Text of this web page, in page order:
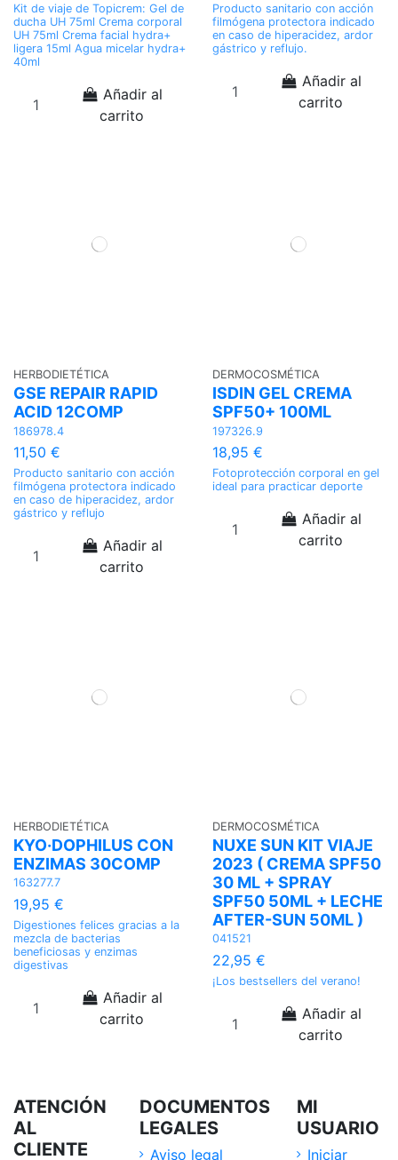
Kit de viaje de Topicrem: Gel de
ducha UH 75ml Crema corporal
UH 75ml Crema facial hydra+
ligera 15ml Agua micelar hydra+
40ml
Añadir al
carrito
Producto sanitario con acción
filmógena protectora indicado
en caso de hiperacidez, ardor
gástrico y reflujo.
Añadir al
carrito
HERBODIETÉTICA
GSE REPAIR RAPID
ACID 12COMP
186978.4
11,50 €
Producto sanitario con acción
filmógena protectora indicado
en caso de hiperacidez, ardor
gástrico y reflujo
Añadir al
carrito
DERMOCOSMÉTICA
ISDIN GEL CREMA
SPF50+ 100ML
197326.9
18,95 €
Fotoprotección corporal en gel
ideal para practicar deporte
Añadir al
carrito
HERBODIETÉTICA
KYO·DOPHILUS CON
ENZIMAS 30COMP
163277.7
19,95 €
Digestiones felices gracias a la
mezcla de bacterias
beneficiosas y enzimas
digestivas
Añadir al
carrito
DERMOCOSMÉTICA
NUXE SUN KIT VIAJE
2023 ( CREMA SPF50
30 ML + SPRAY
SPF50 50ML + LECHE
AFTER-SUN 50ML )
041521
22,95 €
¡Los bestsellers del verano!
Añadir al
carrito
ATENCIÓN
AL
CLIENTE
DOCUMENTOS
LEGALES
Aviso legal
MI
USUARIO
Iniciar